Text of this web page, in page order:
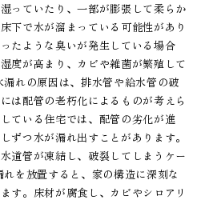
っていたり、一部が膨張して柔らか
下で水が溜まっている可能性があり
たような臭いが発生している場合
度が高まり、カビや雑菌が繁殖して
れの原因は、排水管や給水管の破
は配管の老朽化によるものが考えら
ている住宅では、配管の劣化が進
ずつ水が漏れ出すことがあります。
道管が凍結し、破裂してしまうケー
を放置すると、家の構造に深刻な
す。床材が腐食し、カビやシロアリ